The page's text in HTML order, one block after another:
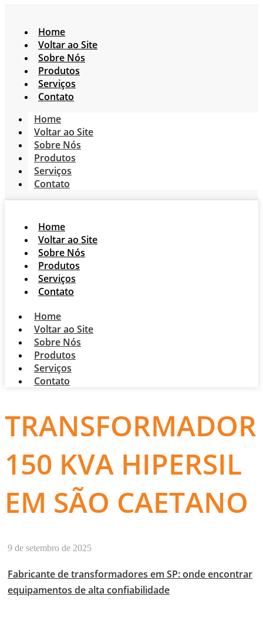
Home
Voltar ao Site
Sobre Nós
Produtos
Serviços
Contato
Home
Voltar ao Site
Sobre Nós
Produtos
Serviços
Contato
Home
Voltar ao Site
Sobre Nós
Produtos
Serviços
Contato
Home
Voltar ao Site
Sobre Nós
Produtos
Serviços
Contato
TRANSFORMADOR
150 KVA HIPERSIL
EM SÃO CAETANO
9 de setembro de 2025
Fabricante de transformadores em SP: onde encontrar
equipamentos de alta confiabilidade